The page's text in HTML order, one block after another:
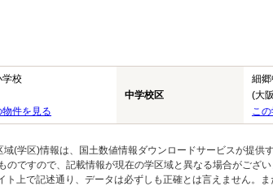
学校
件を見る
中学校区
細
(大
こ
(学区)情報は、国土数値情報ダウンロードサービスが提供
ですので、記載情報が現在の学区域と異なる場合がござい
ト上で記述通り、データは必ずしも正確とは言えません。